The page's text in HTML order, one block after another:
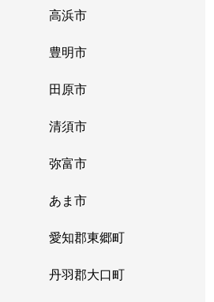
高浜市
豊明市
田原市
清須市
弥富市
あま市
愛知郡東郷町
丹羽郡大口町